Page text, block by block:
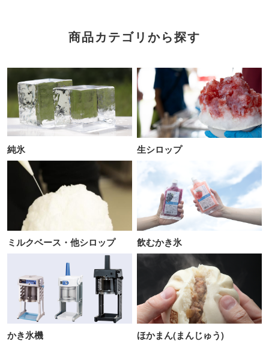
商品カテゴリから探す
純氷 生シロップ
ミルクベース・他シロップ 飲むかき氷
かき氷機 ほかまん(まんじゅう)